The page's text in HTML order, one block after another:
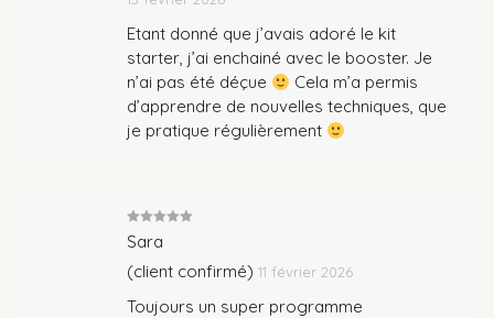
Etant donné que j’avais adoré le kit
starter, j’ai enchainé avec le booster. Je
n’ai pas été déçue
Cela m’a permis
d’apprendre de nouvelles techniques, que
je pratique régulièrement
Note
5
Sara
(client confirmé) 11 février 2026
Toujours un super programme